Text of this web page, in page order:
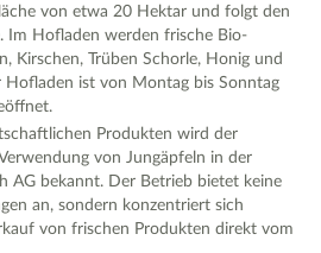
von etwa 20 Hektar und folgt den
Im Hofladen werden frische Bio-
Kirschen, Trüben Schorle, Honig und
Hofladen ist von Montag bis Sonntag
Produkten wird der
von Jungäpfeln in der
AG bekannt. Der Betrieb bietet keine
an, sondern konzentriert sich
von frischen Produkten direkt vom